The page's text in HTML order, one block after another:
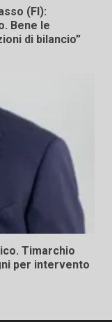
(FI):
Bene le
di bilancio”
Timarchio
per intervento